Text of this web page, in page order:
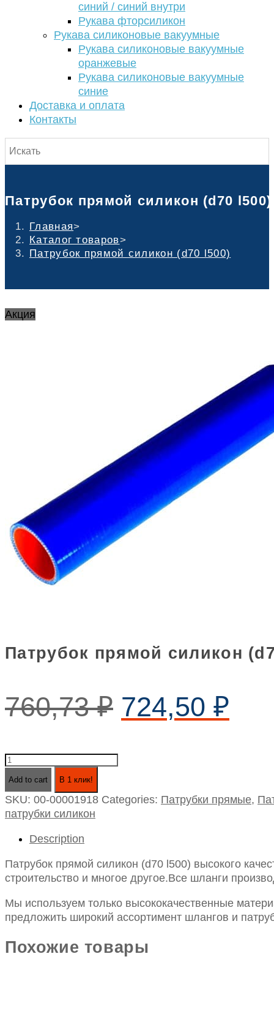
синий / синий внутри
Рукава фторсиликон
Рукава силиконовые вакуумные
Рукава силиконовые вакуумные
оранжевые
Рукава силиконовые вакуумные
синие
Доставка и оплата
Контакты
Патрубок прямой силикон (d70 l500)
Главная>
Каталог товаров>
Патрубок прямой силикон (d70 l500)
Акция
Патрубок прямой силикон
760,73₽ 724,50 ₽
Патрубок
(d70
l500)
Add to cart В 1 клик!
SKU: 00-00001918 Categories: Патрубки прямые,
патрубки силикон
Description
Патрубок прямой силикон (d70 l500) высокого
строительство и многое другое.Все шланги
Мы используем только высококачественные
предложить широкий ассортимент шлангов и
Похожие товары